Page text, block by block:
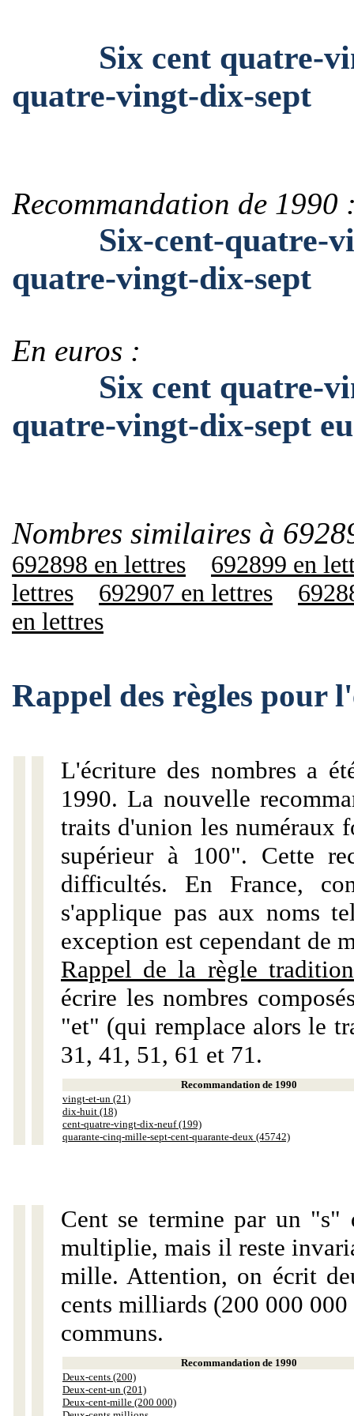
Six cent quatre-
quatre-vingt-dix-sept
Recommandation de 1990
Six-cent-quatre-
quatre-vingt-dix-sept
En euros :
Six cent quatre-
quatre-vingt-dix-sept
Nombres similaires à
692898 en lettres
692899 en
lettres
692907 en lettres
en lettres
Rappel des règles pour
L'écriture des nombres a
1990. La nouvelle
traits d'union les numéraux
supérieur à 100". Cette
difficultés. En France,
s'applique pas aux noms
exception est cependant de
Rappel de la règle
écrire les nombres
"et" (qui remplace alors le
31, 41, 51, 61 et 71.
Recommandation de 1990
vingt-et-un (21)
dix-huit (18)
cent-quatre-vingt-dix-neuf (199)
quarante-cinq-mille-sept-cent-quarante-deux (45742)
Cent se termine par un "s"
multiplie, mais il reste
mille. Attention, on écrit
cents milliards (200 000
communs.
Recommandation de 1990
Deux-cents (200)
Deux-cent-un (201)
Deux-cent-mille (200 000)